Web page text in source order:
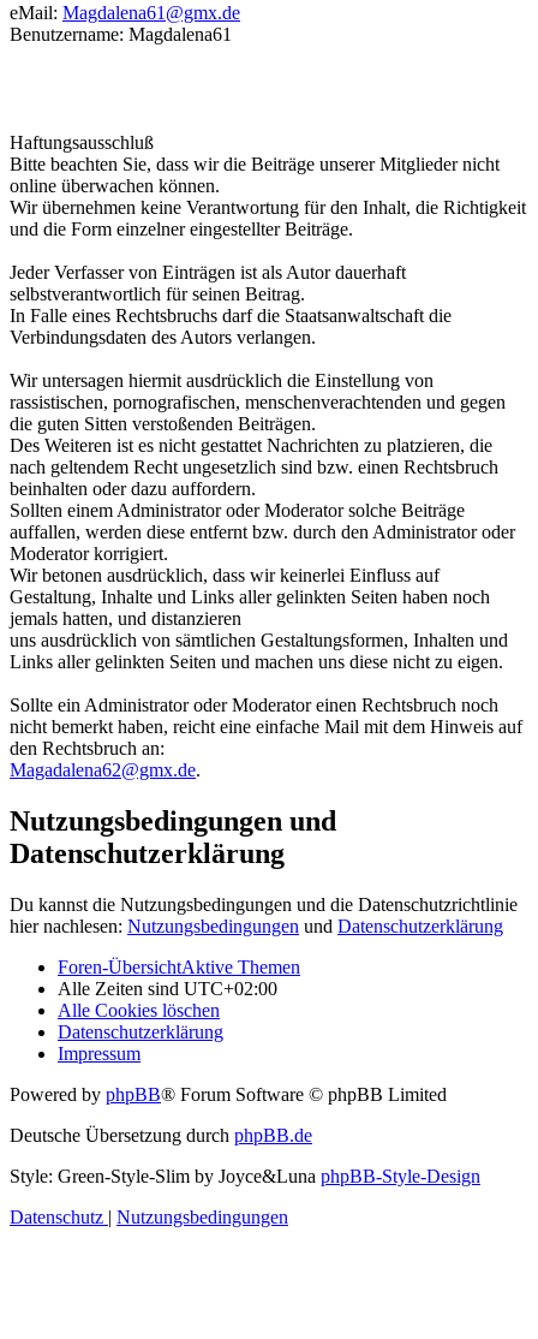
eMail: Magdalena61@gmx.de
Benutzername: Magdalena61
Haftungsausschluß
Bitte beachten Sie, dass wir die Beiträge unserer Mitglieder nicht
online überwachen können.
Wir übernehmen keine Verantwortung für den Inhalt, die Richtigkeit
und die Form einzelner eingestellter Beiträge.
Jeder Verfasser von Einträgen ist als Autor dauerhaft
selbstverantwortlich für seinen Beitrag.
In Falle eines Rechtsbruchs darf die Staatsanwaltschaft die
Verbindungsdaten des Autors verlangen.
Wir untersagen hiermit ausdrücklich die Einstellung von
rassistischen, pornografischen, menschenverachtenden und gegen
die guten Sitten verstoßenden Beiträgen.
Des Weiteren ist es nicht gestattet Nachrichten zu platzieren, die
nach geltendem Recht ungesetzlich sind bzw. einen Rechtsbruch
beinhalten oder dazu auffordern.
Sollten einem Administrator oder Moderator solche Beiträge
auffallen, werden diese entfernt bzw. durch den Administrator oder
Moderator korrigiert.
Wir betonen ausdrücklich, dass wir keinerlei Einfluss auf
Gestaltung, Inhalte und Links aller gelinkten Seiten haben noch
jemals hatten, und distanzieren
uns ausdrücklich von sämtlichen Gestaltungsformen, Inhalten und
Links aller gelinkten Seiten und machen uns diese nicht zu eigen.
Sollte ein Administrator oder Moderator einen Rechtsbruch noch
nicht bemerkt haben, reicht eine einfache Mail mit dem Hinweis auf
den Rechtsbruch an:
Magadalena62@gmx.de.
Nutzungsbedingungen und
Datenschutzerklärung
Du kannst die Nutzungsbedingungen und die Datenschutzrichtlinie
hier nachlesen: Nutzungsbedingungen und Datenschutzerklärung
Foren-ÜbersichtAktive Themen
Alle Zeiten sind UTC+02:00
Alle Cookies löschen
Datenschutzerklärung
Impressum
Powered by phpBB® Forum Software © phpBB Limited
Deutsche Übersetzung durch phpBB.de
Style: Green-Style-Slim by Joyce&Luna phpBB-Style-Design
Datenschutz | Nutzungsbedingungen